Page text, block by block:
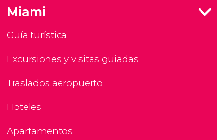
Miami
Guía turística
Excursiones y visitas guiadas
Traslados aeropuerto
Hoteles
Apartamentos